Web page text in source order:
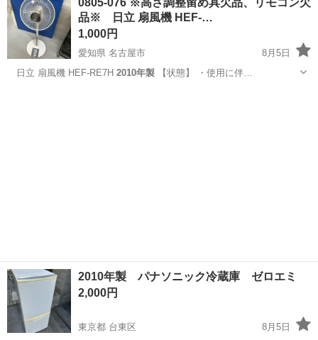
0805-076 ※高さ調整留め具欠品、リモコン欠
品※ 日立 扇風機 HEF-…
1,000円
愛知県 名古屋市
8月5日
日立 扇風機 HEF-RE7H 2010年製 【状態】 ・使用に伴…
2010年製 パナソニック冷蔵庫 ゼロエミ
2,000円
東京都 台東区
8月5日